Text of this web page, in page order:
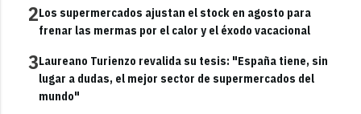
2Los supermercados ajustan el stock en agosto para
frenar las mermas por el calor y el éxodo vacacional
3Laureano Turienzo revalida su tesis: "España tiene, sin
lugar a dudas, el mejor sector de supermercados del
mundo"